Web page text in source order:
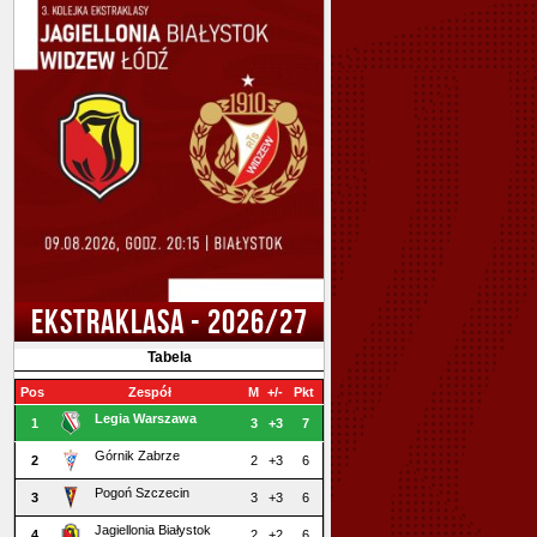
EKSTRAKLASA - 2026/27
Tabela
Pos Zespół M +/- Pkt
1 Legia Warszawa 3 +3 7
2 Górnik Zabrze 2 +3 6
3 Pogoń Szczecin 3 +3 6
4 Jagiellonia Białystok 2 +2 6